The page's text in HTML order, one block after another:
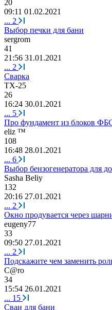
20
09:11 01.02.2021
... 2
Выбор печки для бани
sergrom
41
21:56 31.01.2021
... 2
Сварка
TX-25
26
16:24 30.01.2021
... 5
Про фундамент из блоков
eliz ™
108
16:48 28.01.2021
... 6
Выбор бензогенератора для
Sasha Beliy
132
20:16 27.01.2021
... 2
Окно продувается через
eugeny77
33
09:50 27.01.2021
... 2
Подскажите чем заменить
C@ro
34
15:54 26.01.2021
... 15
Сваи для бани